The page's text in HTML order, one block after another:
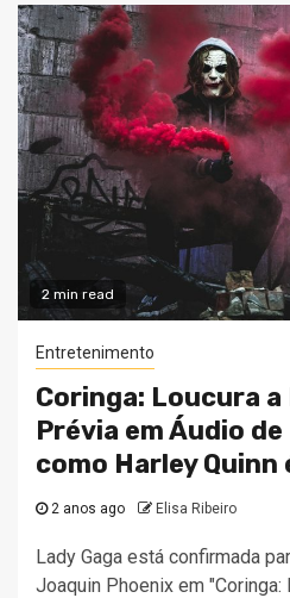
2 min read
Entretenimento
Coringa: Loucura a
Prévia em Áudio de
como Harley Quinn
2 anos ago Elisa Ribeiro
Lady Gaga está confirmada
Joaquin Phoenix em "Coringa: